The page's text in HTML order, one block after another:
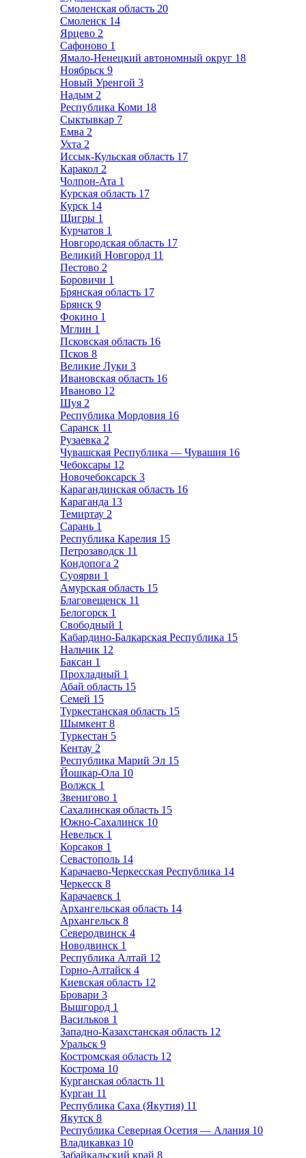
Смоленская область 20
Смоленск 14
Ярцево 2
Сафоново 1
Ямало-Ненецкий автономный округ 18
Ноябрьск 9
Новый Уренгой 3
Надым 2
Республика Коми 18
Сыктывкар 7
Емва 2
Ухта 2
Иссык-Кульская область 17
Каракол 2
Чолпон-Ата 1
Курская область 17
Курск 14
Щигры 1
Курчатов 1
Новгородская область 17
Великий Новгород 11
Пестово 2
Боровичи 1
Брянская область 17
Брянск 9
Фокино 1
Мглин 1
Псковская область 16
Псков 8
Великие Луки 3
Ивановская область 16
Иваново 12
Шуя 2
Республика Мордовия 16
Саранск 11
Рузаевка 2
Чувашская Республика — Чувашия 16
Чебоксары 12
Новочебоксарск 3
Карагандинская область 16
Караганда 13
Темиртау 2
Сарань 1
Республика Карелия 15
Петрозаводск 11
Кондопога 2
Суоярви 1
Амурская область 15
Благовещенск 11
Белогорск 1
Свободный 1
Кабардино-Балкарская Республика 15
Нальчик 12
Баксан 1
Прохладный 1
Абай область 15
Семей 15
Туркестанская область 15
Шымкент 8
Туркестан 5
Кентау 2
Республика Марий Эл 15
Йошкар-Ола 10
Волжск 1
Звенигово 1
Сахалинская область 15
Южно-Сахалинск 10
Невельск 1
Корсаков 1
Севастополь 14
Карачаево-Черкесская Республика 14
Черкесск 8
Карачаевск 1
Архангельская область 14
Архангельск 8
Северодвинск 4
Новодвинск 1
Республика Алтай 12
Горно-Алтайск 4
Киевская область 12
Бровари 3
Вышгород 1
Васильков 1
Западно-Казахстанская область 12
Уральск 9
Костромская область 12
Кострома 10
Курганская область 11
Курган 11
Республика Саха (Якутия) 11
Якутск 8
Республика Северная Осетия — Алания 10
Владикавказ 10
Забайкальский край 8